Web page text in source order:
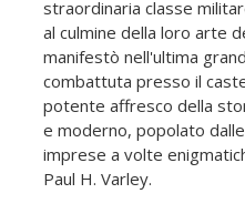
straordinaria classe
al culmine della loro arte
manifestò nell'ultima
combattuta presso il
potente affresco della
e moderno, popolato
imprese a volte
Paul H. Varley.